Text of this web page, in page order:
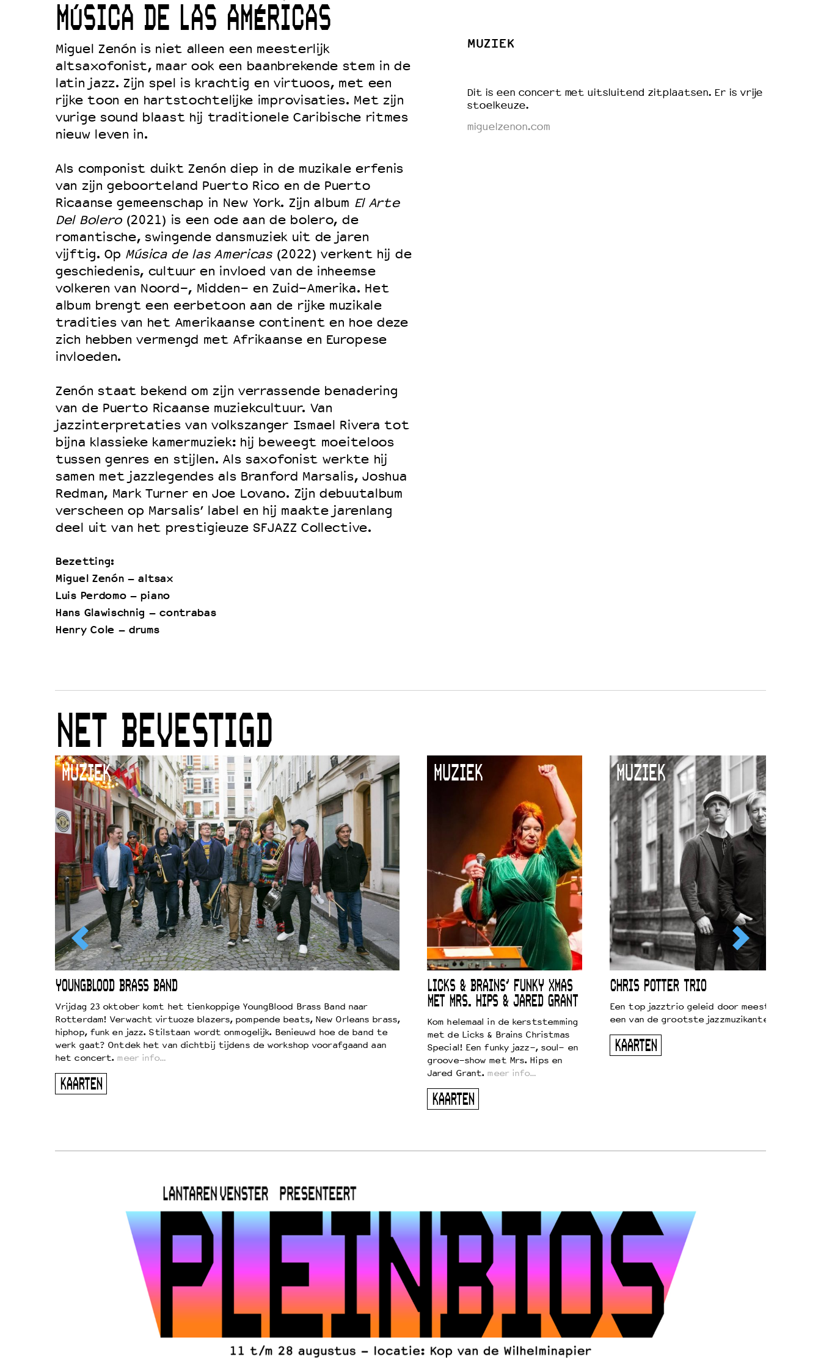
Duurzaamheid
Ruimte voor artistieke vrijheid – VNPF
MÚSICA DE LAS AMÉRICAS
Miguel Zenón is niet alleen een meesterlijk
altsaxofonist, maar ook een baanbrekende stem in de
latin jazz. Zijn spel is krachtig en virtuoos, met een
rijke toon en hartstochtelijke improvisaties. Met zijn
vurige sound blaast hij traditionele Caribische ritmes
nieuw leven in.
Als componist duikt Zenón diep in de muzikale erfenis
van zijn geboorteland Puerto Rico en de Puerto
Ricaanse gemeenschap in New York. Zijn album El Arte
Del Bolero (2021) is een ode aan de bolero, de
romantische, swingende dansmuziek uit de jaren
vijftig. Op Música de las Americas(2022) verkent hij de
geschiedenis, cultuur en invloed van de inheemse
volkeren van Noord-, Midden- en Zuid-Amerika. Het
album brengt een eerbetoon aan de rijke muzikale
tradities van het Amerikaanse continent en hoe deze
zich hebben vermengd met Afrikaanse en Europese
invloeden.
Zenón staat bekend om zijn verrassende benadering
van de Puerto Ricaanse muziekcultuur. Van
jazzinterpretaties van volkszanger Ismael Rivera tot
bijna klassieke kamermuziek: hij beweegt moeiteloos
tussen genres en stijlen. Als saxofonist werkte hij
samen met jazzlegendes als Branford Marsalis, Joshua
Redman, Mark Turner en Joe Lovano. Zijn debuutalbum
verscheen op Marsalis’ label en hij maakte jarenlang
deel uit van het prestigieuze SFJAZZ Collective.
Bezetting:
Miguel Zenón – altsax
Luis Perdomo – piano
Hans Glawischnig – contrabas
Henry Cole – drums
MUZIEK
Dit is een concert met uitsluitend zitplaatsen. Er is vrije
stoelkeuze.
miguelzenon.com
NET BEVESTIGD
MUZIEK
YOUNGBLOOD BRASS BAND
Vrijdag 23 oktober komt het tienkoppige YoungBlood Brass Band naar
Rotterdam! Verwacht virtuoze blazers, pompende beats, New Orleans brass,
hiphop, funk en jazz. Stilstaan wordt onmogelijk. Benieuwd hoe de band te
werk gaat? Ontdek het van dichtbij tijdens de workshop voorafgaand aan
het concert. meer info…
KAARTEN
MUZIEK
LICKS & BRAINS’ FUNKY XMAS
MET MRS. HIPS & JARED GRANT
Kom helemaal in de kerststemming
met de Licks & Brains Christmas
Special! Een funky jazz-, soul- en
groove-show met Mrs. Hips en
Jared Grant. meer info…
KAARTEN
MUZIEK
CHRIS POTTER TRIO
Een top jazztrio geleid door
een van de grootste jazzmuzikanten van zijn
KAARTEN